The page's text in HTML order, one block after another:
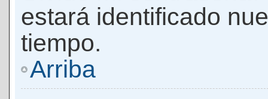
estará identificado
tiempo.
Arriba